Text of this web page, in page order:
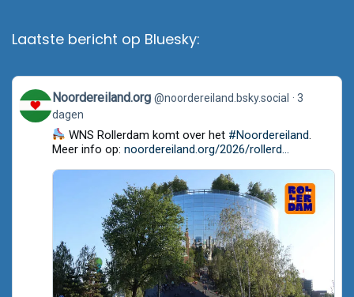
Laatste bericht op Bluesky:
View
post
by
Noordereiland.org
Bluesky
Noordereiland.org @noordereiland.bsky.social
3
dagen
WNS Rollerdam komt over het #Noordereiland
Meer info op: noordereiland.org/2026/rollerd...